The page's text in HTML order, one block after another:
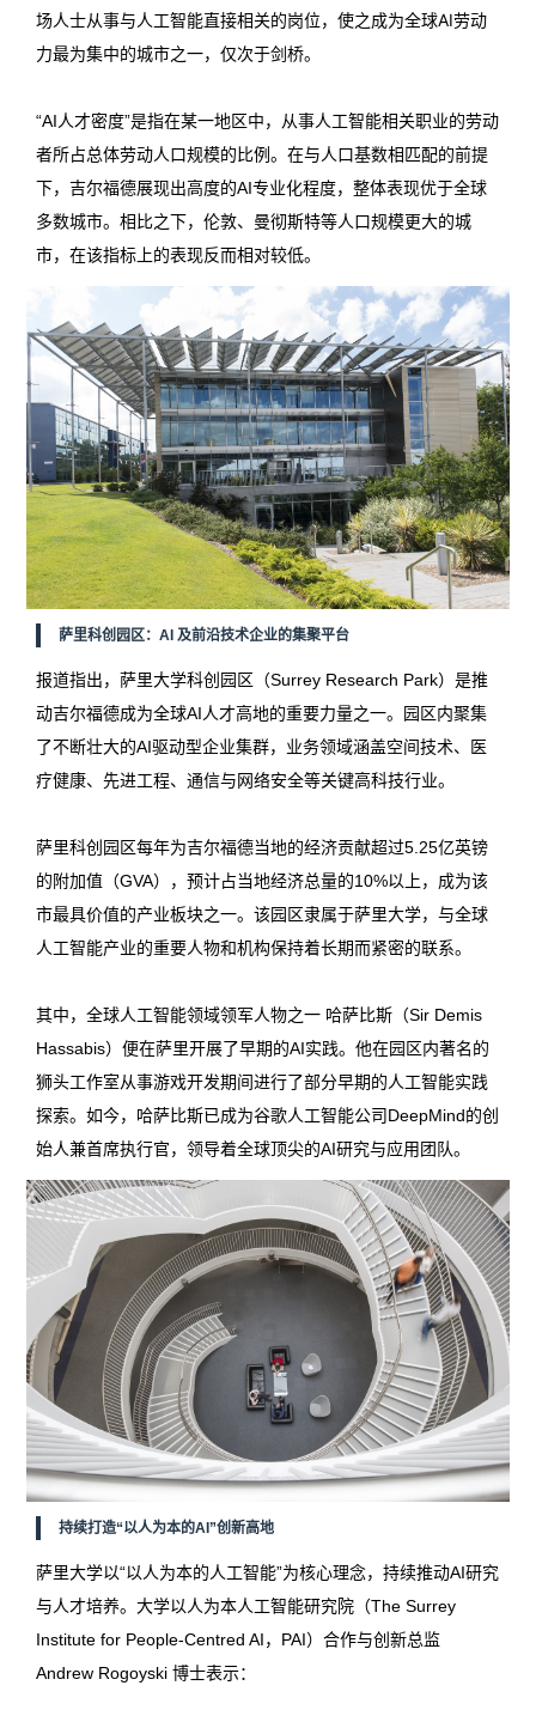
场人士从事与人工智能直接相关的岗位，使之成为全球AI劳动
力最为集中的城市之一，仅次于剑桥。
“AI人才密度”是指在某一地区中，从事人工智能相关职业的劳动
者所占总体劳动人口规模的比例。在与人口基数相匹配的前提
下，吉尔福德展现出高度的AI专业化程度，整体表现优于全球
多数城市。相比之下，伦敦、曼彻斯特等人口规模更大的城
市，在该指标上的表现反而相对较低。
萨里科创园区：AI 及前沿技术企业的集聚平台
报道指出，萨里大学科创园区（Surrey Research Park）是推
动吉尔福德成为全球AI人才高地的重要力量之一。园区内聚集
了不断壮大的AI驱动型企业集群，业务领域涵盖空间技术、医
疗健康、先进工程、通信与网络安全等关键高科技行业。
萨里科创园区每年为吉尔福德当地的经济贡献超过5.25亿英镑
的附加值（GVA），预计占当地经济总量的10%以上，成为该
市最具价值的产业板块之一。该园区隶属于萨里大学，与全球
人工智能产业的重要人物和机构保持着长期而紧密的联系。
其中，全球人工智能领域领军人物之一 哈萨比斯（Sir Demis
Hassabis）便在萨里开展了早期的AI实践。他在园区内著名的
狮头工作室从事游戏开发期间进行了部分早期的人工智能实践
探索。如今，哈萨比斯已成为谷歌人工智能公司DeepMind的创
始人兼首席执行官，领导着全球顶尖的AI研究与应用团队。
持续打造“以人为本的AI”创新高地
萨里大学以“以人为本的人工智能”为核心理念，持续推动AI研究
与人才培养。大学以人为本人工智能研究院（The Surrey
Institute for People-Centred AI，PAI）合作与创新总监
Andrew Rogoyski 博士表示：